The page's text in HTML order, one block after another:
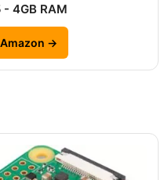
4GB RAM
→